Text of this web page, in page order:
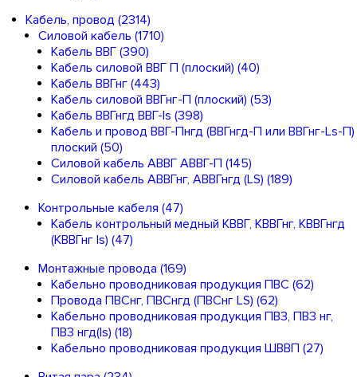
Кабель, провод (2314)
Силовой кабель (1710)
Кабель ВВГ (390)
Кабель силовой ВВГ П (плоский) (40)
Кабель ВВГнг (443)
Кабель силовой ВВГнг-П (плоский) (53)
Кабель ВВГнгд ВВГ-ls (398)
Кабель и провод ВВГ-Пнгд (ВВГнгд-П или ВВГнг-Ls-П)
плоский (50)
Силовой кабель АВВГ АВВГ-П (145)
Силовой кабель АВВГнг, АВВГнгд (LS) (189)
Контрольные кабеля (47)
Кабель контрольный медный КВВГ, КВВГнг, КВВГнгд
(КВВГнг ls) (47)
Монтажные провода (169)
Кабельно проводниковая продукция ПВС (62)
Провода ПВСнг, ПВСнгд (ПВСнг LS) (62)
Кабельно проводниковая продукция ПВ3, ПВ3 нг,
ПВ3 нгд(ls) (18)
Кабельно проводниковая продукция ШВВП (27)